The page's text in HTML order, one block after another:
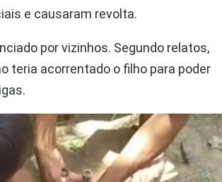
e causaram revolta.
por vizinhos. Segundo relatos,
teria acorrentado o filho para poder